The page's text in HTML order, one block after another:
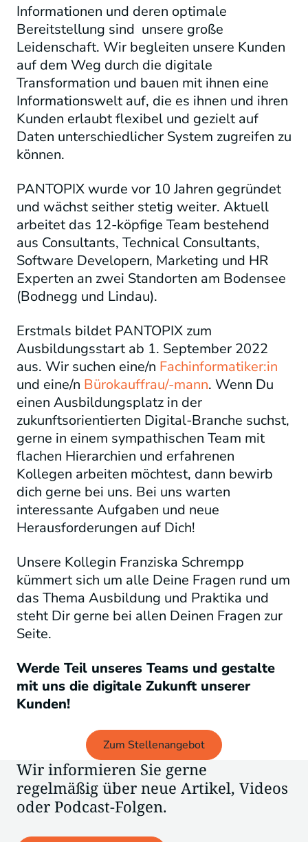
Informationen und deren optimale
Bereitstellung sind unsere große
Leidenschaft. Wir begleiten unsere Kunden
auf dem Weg durch die digitale
Transformation und bauen mit ihnen eine
Informationswelt auf, die es ihnen und ihren
Kunden erlaubt flexibel und gezielt auf
Daten unterschiedlicher System zugreifen zu
können.
PANTOPIX wurde vor 10 Jahren gegründet
und wächst seither stetig weiter. Aktuell
arbeitet das 12-köpfige Team bestehend
aus Consultants, Technical Consultants,
Software Developern, Marketing und HR
Experten an zwei Standorten am Bodensee
(Bodnegg und Lindau).
Erstmals bildet PANTOPIX zum
Ausbildungsstart ab 1. September 2022
aus. Wir suchen eine/n Fachinformatiker:in
und eine/n Bürokauffrau/-mann. Wenn Du
einen Ausbildungsplatz in der
zukunftsorientierten Digital-Branche suchst,
gerne in einem sympathischen Team mit
flachen Hierarchien und erfahrenen
Kollegen arbeiten möchtest, dann bewirb
dich gerne bei uns. Bei uns warten
interessante Aufgaben und neue
Herausforderungen auf Dich!
Unsere Kollegin Franziska Schrempp
kümmert sich um alle Deine Fragen rund um
das Thema Ausbildung und Praktika und
steht Dir gerne bei allen Deinen Fragen zur
Seite.
Werde Teil unseres Teams und gestalte
mit uns die digitale Zukunft unserer
Kunden!
Zum Stellenangebot
Wir informieren Sie gerne
regelmäßig über neue Artikel, Videos
oder Podcast-Folgen.